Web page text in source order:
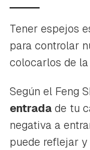
Tener espejos
para controlar
colocarlos de
Según el Feng
entrada de tu
negativa a
puede reflejar